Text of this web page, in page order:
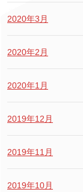
2020年3月
2020年2月
2020年1月
2019年12月
2019年11月
2019年10月